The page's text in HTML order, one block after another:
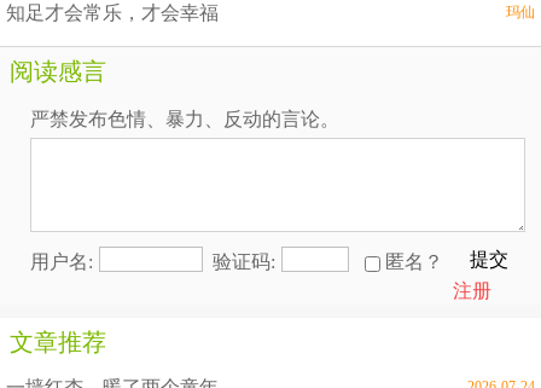
知足才会常乐，才会幸福 玛仙
阅读感言
严禁发布色情、暴力、反动的言论。
用户名: 验证码: 匿名？
提交
注册
文章推荐